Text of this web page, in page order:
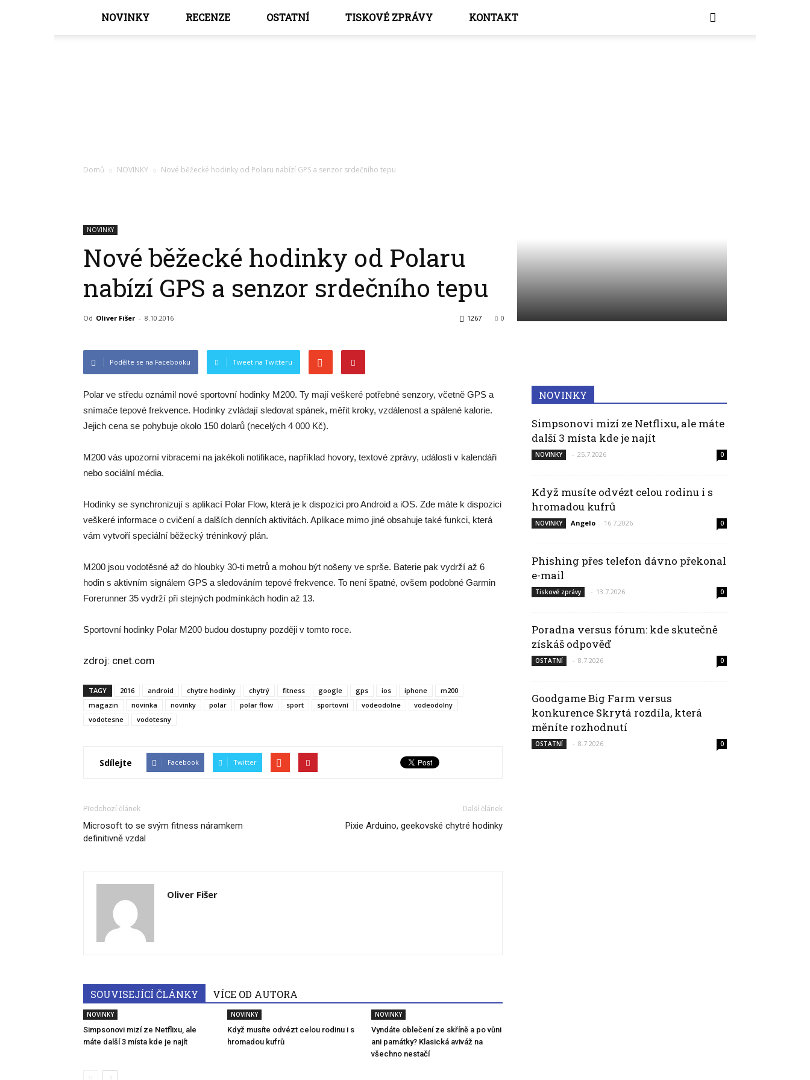
NOVINKY RECENZE OSTATNÍ TISKOVÉ ZPRÁVY KONTAKT
Domů NOVINKY Nové běžecké hodinky od Polaru nabízí GPS a senzor srdečního tepu
NOVINKY
Nové běžecké hodinky od Polaru
nabízí GPS a senzor srdečního tepu
Od Oliver Fišer - 8.10.2016 0
1267
Podělte se na Facebooku Tweet na Twitteru
Polar ve středu oznámil nové sportovní hodinky M200. Ty mají veškeré potřebné senzory, včetně GPS a
snímače tepové frekvence. Hodinky zvládají sledovat spánek, měřit kroky, vzdálenost a spálené kalorie.
Jejich cena se pohybuje okolo 150 dolarů (necelých 4 000 Kč).
M200 vás upozorní vibracemi na jakékoli notifikace, například hovory, textové zprávy, události v kalendáři
nebo sociální média.
Hodinky se synchronizují s aplikací Polar Flow, která je k dispozici pro Android a iOS. Zde máte k dispozici
veškeré informace o cvičení a dalších denních aktivitách. Aplikace mimo jiné obsahuje také funkci, která
vám vytvoří speciální běžecký tréninkový plán.
M200 jsou vodotěsné až do hloubky 30-ti metrů a mohou být nošeny ve sprše. Baterie pak vydrží až 6
hodin s aktivním signálem GPS a sledováním tepové frekvence. To není špatné, ovšem podobné Garmin
Forerunner 35 vydrží při stejných podmínkách hodin až 13.
Sportovní hodinky Polar M200 budou dostupny později v tomto roce.
zdroj: cnet.com
TAGY 2016 android chytre hodinky chytrý fitness google gps ios iphone
m200
magazin
novinka novinky polar polar flow sport sportovní vodeodolne
vodeodolny
vodotesne
vodotesny
Sdílejte Facebook Twitter
Předchozí článek
Microsoft to se svým fitness náramkem
definitivně vzdal
Další článek
Pixie Arduino, geekovské chytré hodinky
Oliver Fišer
SOUVISEJÍCÍ ČLÁNKY VÍCE OD AUTORA
NOVINKY
Simpsonovi mizí ze Netflixu, ale
máte další 3 místa kde je najít
NOVINKY
Když musíte odvézt celou rodinu i s
hromadou kufrů
NOVINKY
Vyndáte oblečení ze skříně a po vůni
ani památky? Klasická aviváž na
všechno nestačí
NOVINKY
Simpsonovi mizí ze Netflixu, ale máte
další 3 místa kde je najít
NOVINKY - 25.7.2026 0
Když musíte odvézt celou rodinu i s
hromadou kufrů
NOVINKY Angelo - 16.7.2026 0
Phishing přes telefon dávno překonal
e-mail
Tiskové zprávy - 13.7.2026 0
Poradna versus fórum: kde skutečně
získáš odpověď
OSTATNÍ - 8.7.2026 0
Goodgame Big Farm versus
konkurence Skrytá rozdíla, která
měníte rozhodnutí
OSTATNÍ - 8.7.2026 0